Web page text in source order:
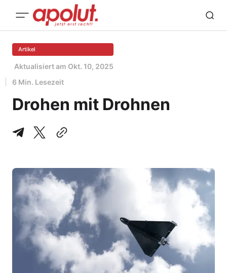
Artikel
Aktualisiert am Okt. 10, 2025
6 Min. Lesezeit
Drohen mit Drohnen